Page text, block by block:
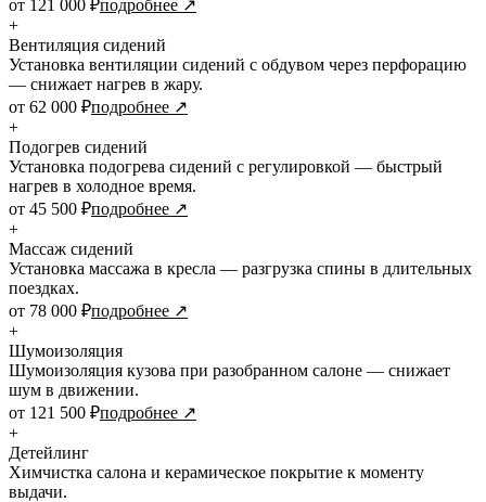
от 121 000 ₽подробнее ↗
+
Вентиляция сидений
Установка вентиляции сидений с обдувом через перфорацию
— снижает нагрев в жару.
от 62 000 ₽подробнее ↗
+
Подогрев сидений
Установка подогрева сидений с регулировкой — быстрый
нагрев в холодное время.
от 45 500 ₽подробнее ↗
+
Массаж сидений
Установка массажа в кресла — разгрузка спины в длительных
поездках.
от 78 000 ₽подробнее ↗
+
Шумоизоляция
Шумоизоляция кузова при разобранном салоне — снижает
шум в движении.
от 121 500 ₽подробнее ↗
+
Детейлинг
Химчистка салона и керамическое покрытие к моменту
выдачи.